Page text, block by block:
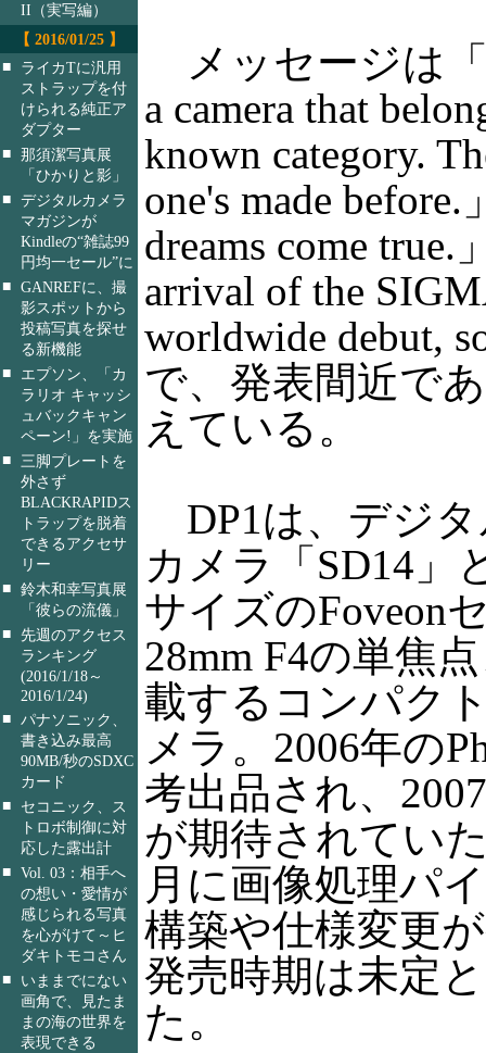
II（実写編）
【 2016/01/25 】
■
ライカTに汎用
ストラップを付
けられる純正ア
ダプター
■ 那須潔写真展
「ひかりと影」
■ デジタルカメラ
マガジンが
Kindleの“雑誌99
円均一セール”に
■ GANREFに、撮
影スポットから
投稿写真を探せ
る新機能
■
エプソン、「カ
ラリオ キャッシ
ュバックキャン
ペーン!」を実施
■ 三脚プレートを
外さず
BLACKRAPIDス
トラップを脱着
できるアクセサ
リー
■ 鈴木和幸写真展
「彼らの流儀」
■ 先週のアクセス
ランキング
(2016/1/18～
2016/1/24)
■ パナソニック、
書き込み最高
90MB/秒のSDXC
カード
■
セコニック、ス
トロボ制御に対
応した露出計
■ Vol. 03：相手へ
の想い・愛情が
感じられる写真
を心がけて～ヒ
ダキトモコさん
■
いままでにない
画角で、見たま
まの海の世界を
表現できる
メッセージは「
a camera that
known category.
one's made before.
dreams come true.
arrival of the
worldwide debut,
で、発表間近で
えている。
DP1は、デジ
カメラ「SD14」
サイズのFoveon
28mm F4の単焦
載するコンパク
メラ。2006年の
考出品され、
が期待されてい
月に画像処理パ
構築や仕様変更
発売時期は未定
た。